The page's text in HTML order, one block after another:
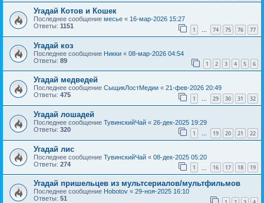
Угадай Котов и Кошек
Последнее сообщение месье « 16-мар-2026 15:27
Ответы: 1151 1 … 74 75 76 77
Угадай коз
Последнее сообщение Никки « 08-мар-2026 04:54
Ответы: 89 1 2 3 4 5 6
Угадай медведей
Последнее сообщение СыщикЛостМедии « 21-фев-2026 20:49
Ответы: 475 1 … 29 30 31 32
Угадай лошадей
Последнее сообщение ТувинскийЧай « 26-дек-2025 19:29
Ответы: 320 1 … 19 20 21 22
Угадай лис
Последнее сообщение ТувинскийЧай « 08-дек-2025 05:20
Ответы: 274 1 16 17 18 19
Угадай пришельцев из мультсериалов/мультфильмов
Последнее сообщение Hobotov « 29-ноя-2025 16:10
Ответы: 51